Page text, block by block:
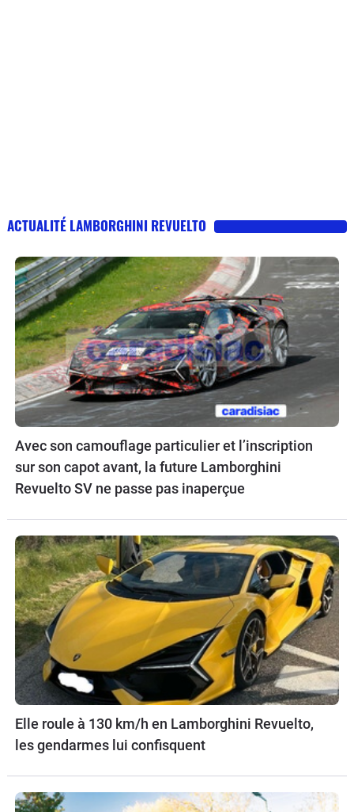
ACTUALITÉ LAMBORGHINI REVUELTO
Avec son camouflage particulier et l’inscription
sur son capot avant, la future Lamborghini
Revuelto SV ne passe pas inaperçue
Elle roule à 130 km/h en Lamborghini Revuelto,
les gendarmes lui confisquent